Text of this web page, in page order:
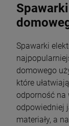
Spawarki
domowego
które
odporność na
odpowiedniej
materiały, a